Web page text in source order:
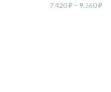
7.420₽ – 9.560₽